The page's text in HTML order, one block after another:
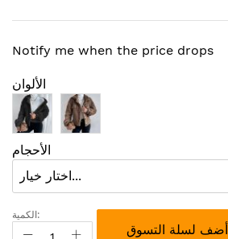
Notify me when the price drops
الألوان
الأحجام
الكمية:
أضف لسلة التسوق